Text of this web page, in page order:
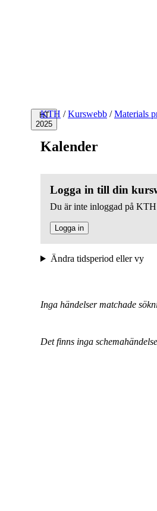
HT
2025
KTH / Kurswebb / Materials
Kalender
Logga in till din
Du är inte inloggad på KTH
Logga in
Ändra tidsperiod eller vy
Inga händelser matchade
Det finns inga